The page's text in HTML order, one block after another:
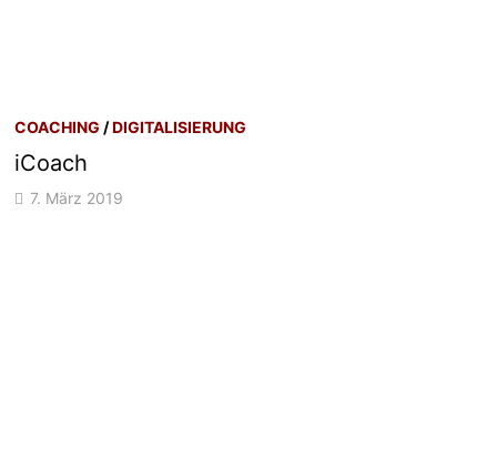
COACHING /DIGITALISIERUNG
iCoach
7. März 2019